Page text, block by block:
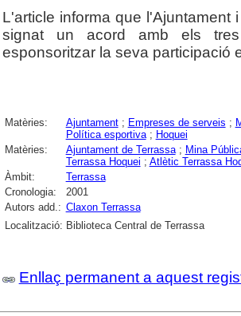
L'article informa que l'Ajuntament
signat un acord amb els
esponsoritzar la seva participació
Matèries: Ajuntament; Empreses de serveis ;
Política esportiva; Hoquei
Matèries:
Ajuntament de Terrassa; Mina
Terrassa Hoquei ; Atlètic Terrassa
Àmbit:
Terrassa
Cronologia:
2001
Autors add.: Claxon Terrassa
Localització: Biblioteca Central de Terrassa
Enllaç permanent a aquest